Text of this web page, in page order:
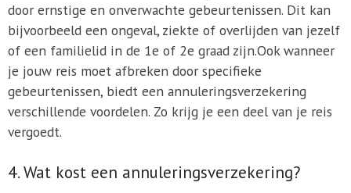
door ernstige en onverwachte gebeurtenissen. Dit kan
bijvoorbeeld een ongeval, ziekte of overlijden van jezelf
of een familielid in de 1e of 2e graad zijn.Ook wanneer
je jouw reis moet afbreken door specifieke
gebeurtenissen, biedt een annuleringsverzekering
verschillende voordelen. Zo krijg je een deel van je reis
vergoedt.
4. Wat kost een annuleringsverzekering?